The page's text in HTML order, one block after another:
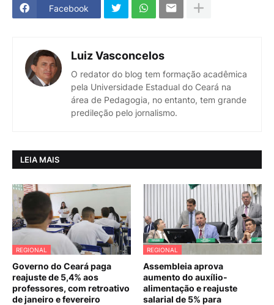
Facebook
Luiz Vasconcelos
O redator do blog tem formação acadêmica
pela Universidade Estadual do Ceará na
área de Pedagogia, no entanto, tem grande
predileção pelo jornalismo.
LEIA MAIS
REGIONAL
Governo do Ceará paga
reajuste de 5,4% aos
professores, com retroativo
de janeiro e fevereiro
REGIONAL
Assembleia aprova
aumento do auxílio-
alimentação e reajuste
salarial de 5% para